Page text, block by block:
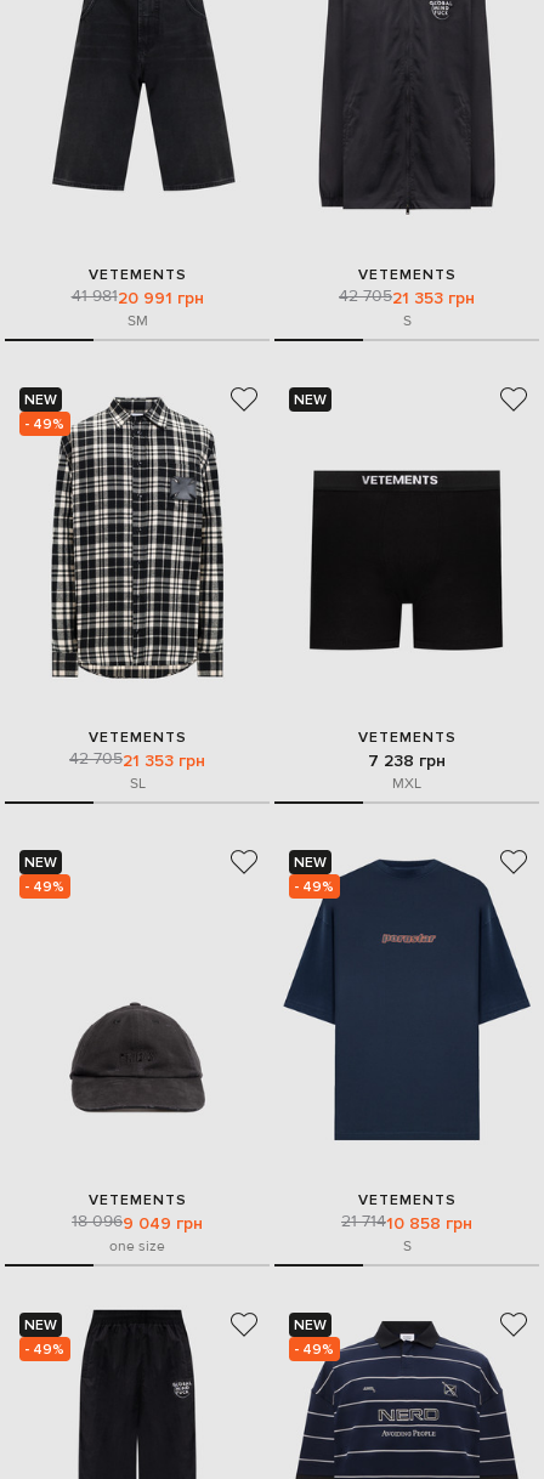
VETEMENTS
41 98120 991 грн
SM
VETEMENTS
42 70521 353 грн
S
NEW
- 49%
VETEMENTS
42 70521 353 грн
SL
NEW
VETEMENTS
7 238 грн
MXL
NEW
- 49%
VETEMENTS
18 0969 049 грн
one size
NEW
- 49%
VETEMENTS
21 71410 858 грн
S
NEW
- 49%
NEW
- 49%